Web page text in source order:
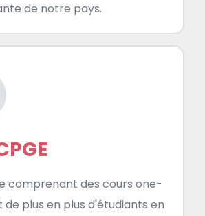
de notre pays.
comprenant des cours one-
plus en plus d'étudiants en